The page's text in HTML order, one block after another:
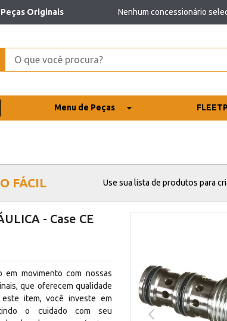
Originais Nenhum concessionário
Menu de Peças
FÁCIL Use sua lista de produtos para
- Case CE
em movimento com nossas
que oferecem qualidade
item, você investe em
o cuidado com seu